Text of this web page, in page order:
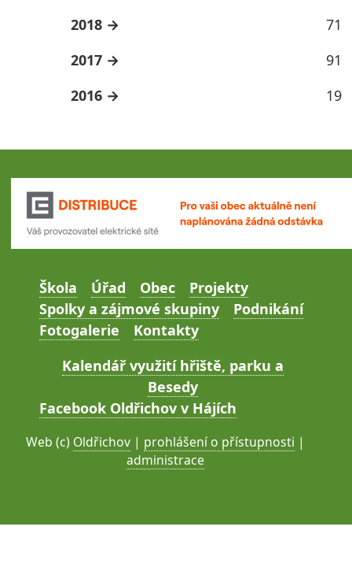
2018
71
2017
91
2016
19
Škola Úřad Obec
Projekty
Spolky a zájmové skupiny
Podnikání
Fotogalerie
Kontakty
Kalendář využití hřiště, parku a
Besedy
Facebook Oldřichov v Hájích
Web (c) Oldřichov | prohlášení o přístupnosti |
administrace